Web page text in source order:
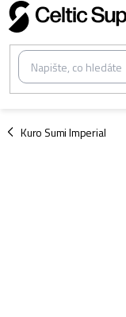
Přejít
na
obsah
Kuro Sumi Imperial
/